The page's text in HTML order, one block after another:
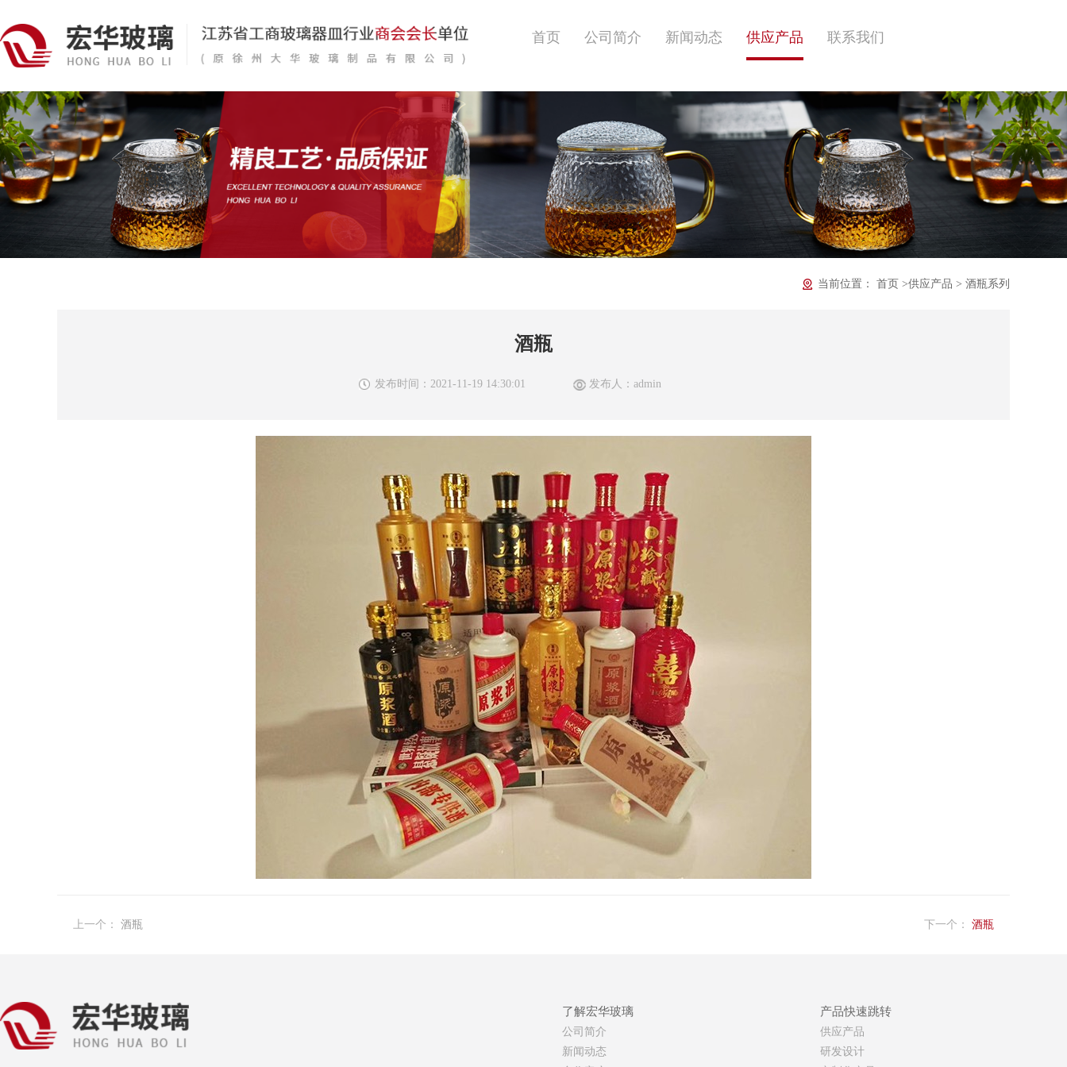
首页 公司简介 新闻动态 供应产品 联系我们
当前位置： 首页 >供应产品 > 酒瓶系列
酒瓶
发布时间：2021-11-19 14:30:01 发布人：admin
上一个： 酒瓶 下一个： 酒瓶
了解宏华玻璃
公司简介
新闻动态
产品快速跳转
供应产品
研发设计